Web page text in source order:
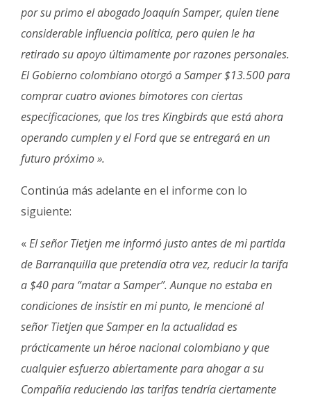
por su primo el abogado Joaquín Samper, quien tiene
considerable influencia política, pero quien le ha
retirado su apoyo últimamente por razones personales.
El Gobierno colombiano otorgó a Samper $13.500 para
comprar cuatro aviones bimotores con ciertas
especificaciones, que los tres Kingbirds que está ahora
operando cumplen y el Ford que se entregará en un
futuro próximo ».
Continúa más adelante en el informe con lo
siguiente:
«El señor Tietjen me informó justo antes de mi partida
de Barranquilla que pretendía otra vez, reducir la tarifa
a $40 para “matar a Samper”. Aunque no estaba en
condiciones de insistir en mi punto, le mencioné al
señor Tietjen que Samper en la actualidad es
prácticamente un héroe nacional colombiano y que
cualquier esfuerzo abiertamente para ahogar a su
Compañía reduciendo las tarifas tendría ciertamente